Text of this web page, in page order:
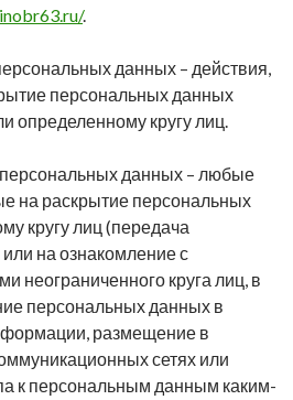
.
данных – действия,
персональных данных
определенному кругу лиц.
данных – любые
на раскрытие персональных
кругу лиц (передача
на ознакомление с
неограниченного круга лиц, в
персональных данных в
размещение в
сетях или
к персональным данным каким-